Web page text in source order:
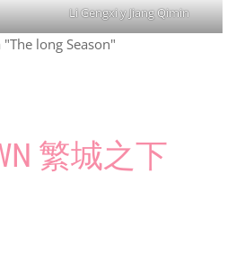
Li Gengxi y Jiang Qimin
繁城之下